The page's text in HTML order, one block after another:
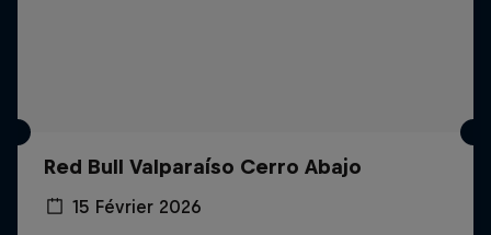
Red Bull Valparaíso Cerro Abajo
15 Février 2026